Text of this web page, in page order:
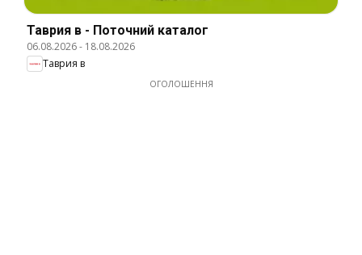
Таврия в - Поточний каталог
06.08.2026- 18.08.2026
Таврия в
ОГОЛОШЕННЯ